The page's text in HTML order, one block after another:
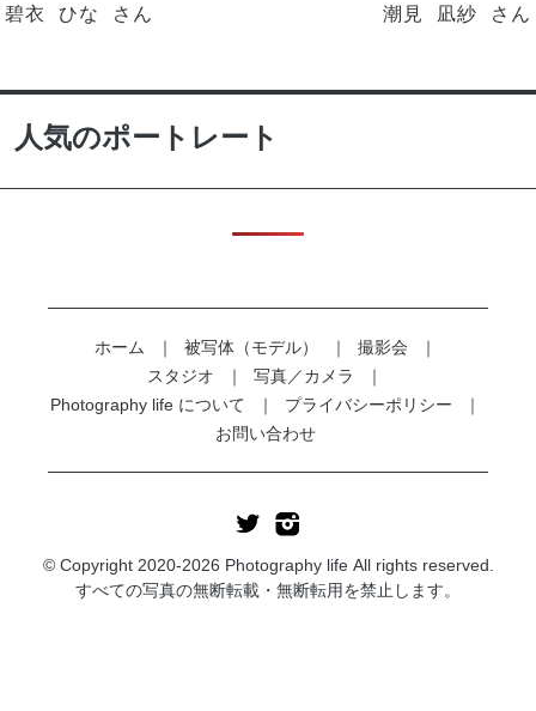
碧衣 ひな さん 潮見 凪紗 さん
人気のポートレート
ホーム 被写体（モデル）
撮影会
スタジオ
写真／カメラ
Photography life について
プライバシーポリシー
お問い合わせ
© Copyright 2020-2026 Photography life All rights reserved.
すべての写真の無断転載・無断転用を禁止します。